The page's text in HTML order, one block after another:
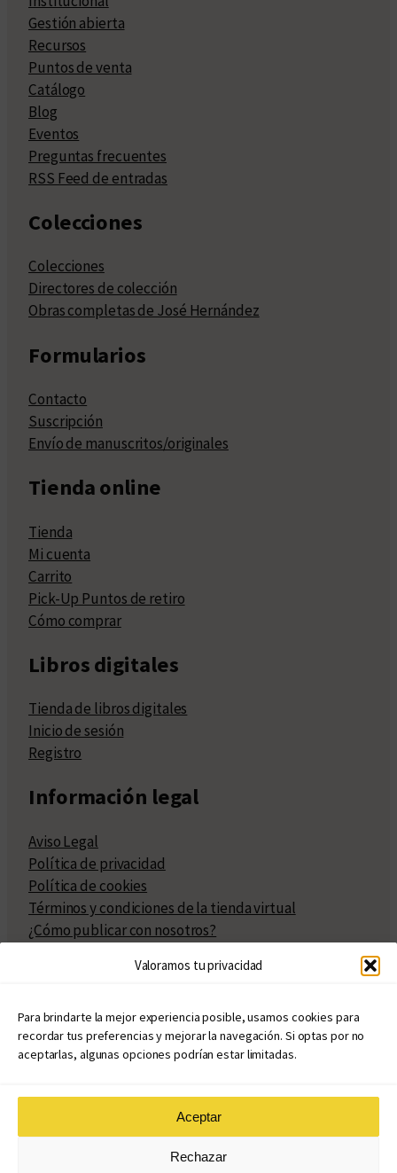
Valoramos tu privacidad
Para brindarte la mejor experiencia posible, usamos cookies para
recordar tus preferencias y mejorar la navegación. Si optas por no
aceptarlas, algunas opciones podrían estar limitadas.
Aceptar
Rechazar
Gestión abierta
Recursos
Puntos de venta
Catálogo
Blog
Eventos
Preguntas frecuentes
RSS Feed de entradas
Colecciones
Colecciones
Directores de colección
Obras completas de José Hernández
Formularios
Contacto
Suscripción
Envío de manuscritos/originales
Tienda online
Tienda
Mi cuenta
Carrito
Pick-Up Puntos de retiro
Cómo comprar
Libros digitales
Tienda de libros digitales
Inicio de sesión
Registro
Información legal
Aviso Legal
Política de privacidad
Política de cookies
Términos y condiciones de la tienda virtual
¿Cómo publicar con nosotros?
Políticas de publicación
Políticas de coedición
Atribuciones